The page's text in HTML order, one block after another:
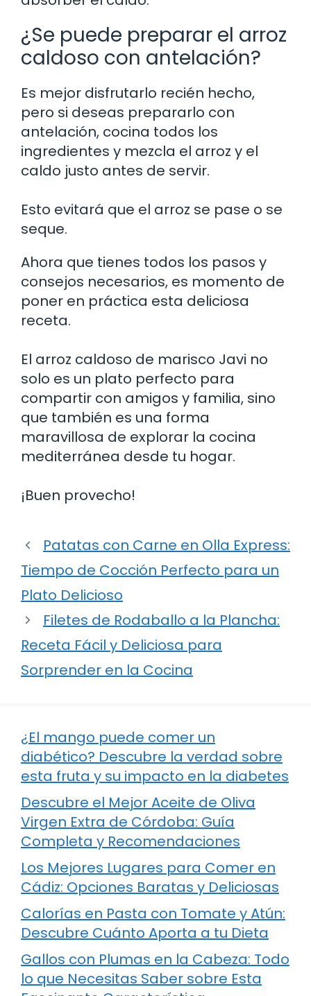
¿Se puede preparar el arroz
caldoso con antelación?
Es mejor disfrutarlo recién hecho,
pero si deseas prepararlo con
antelación, cocina todos los
ingredientes y mezcla el arroz y el
caldo justo antes de servir.
Esto evitará que el arroz se pase o se
seque.
Ahora que tienes todos los pasos y
consejos necesarios, es momento de
poner en práctica esta deliciosa
receta.
El arroz caldoso de marisco Javi no
solo es un plato perfecto para
compartir con amigos y familia, sino
que también es una forma
maravillosa de explorar la cocina
mediterránea desde tu hogar.
¡Buen provecho!
Patatas con Carne en Olla Express:
Tiempo de Cocción Perfecto para un
Plato Delicioso
Filetes de Rodaballo a la Plancha:
Receta Fácil y Deliciosa para
Sorprender en la Cocina
¿El mango puede comer un
diabético? Descubre la verdad sobre
esta fruta y su impacto en la diabetes
Descubre el Mejor Aceite de Oliva
Virgen Extra de Córdoba: Guía
Completa y Recomendaciones
Los Mejores Lugares para Comer en
Cádiz: Opciones Baratas y Deliciosas
Calorías en Pasta con Tomate y Atún:
Descubre Cuánto Aporta a tu Dieta
Gallos con Plumas en la Cabeza: Todo
lo que Necesitas Saber sobre Esta